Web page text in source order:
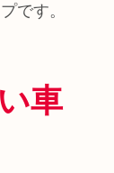
です。
車